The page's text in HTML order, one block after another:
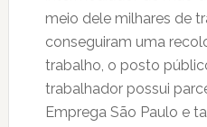
meio dele milhares de
conseguiram uma
trabalho, o posto
trabalhador possui
Emprega São Paulo e